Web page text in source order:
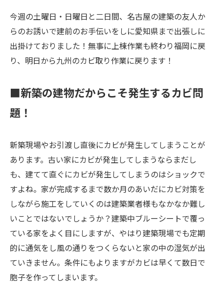
今週の土曜日・日曜日と二日間、名古屋の建築の友人か
らのお誘いで建前のお手伝いをしに愛知県まで出張しに
出掛けておりました！無事に上棟作業も終わり福岡に戻
り、明日から九州のカビ取り作業に戻ります！
■新築の建物だからこそ発生するカビ問
題！
新築現場やお引渡し直後にカビが発生してしまうことが
あります。古い家にカビが発生してしまうならまだし
も、建てて直ぐにカビが発生してしまうのはショックで
すよね。家が完成するまで数か月のあいだにカビ対策を
しながら施工をしていくのは建築業者様もなかなか難し
いことではないでしょうか？建築中ブルーシートで覆っ
ている家をよく目にしますが、やはり建築現場でも定期
的に通気をし風の通りをつくらないと家の中の湿気が出
ていきません。条件にもよりますがカビは早くて数日で
胞子を作ってしまいます。